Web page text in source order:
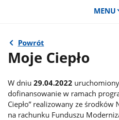
MENU
Powrót
Moje Ciepło
W dniu29.04.2022
dofinansowanie w ramach
Ciepło” realizowany ze środków
na rachunku Funduszu